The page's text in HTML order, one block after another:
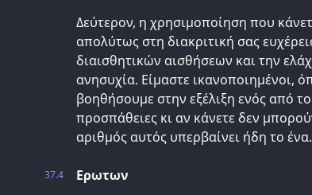
Δεύτερον, η χρησιμοποίηση που
απολύτως στη διακριτική σας
διαισθητικών αισθήσεων και την
ανησυχία. Είμαστε ικανοποιημένοι,
βοηθήσουμε στην εξέλιξη ενός από
προσπάθειες κι αν κάνετε δεν
αριθμός αυτός υπερβαίνει ήδη το ένα.
37.4
Ερωτων